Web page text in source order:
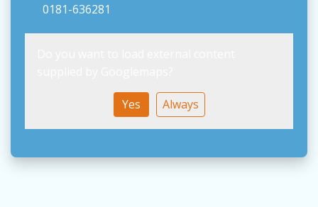
0181-636281
Yes Always